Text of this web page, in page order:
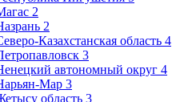
2
2
Казахстанская область 4
3
автономный округ 4
Мар 3
область 3